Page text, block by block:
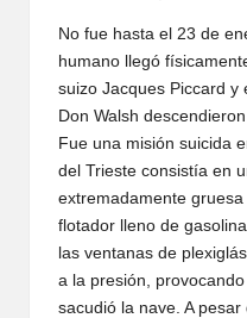
No fue hasta el 23 de
humano llegó
suizo Jacques Piccard y
Don Walsh
Fue una misión suicida
del Trieste consistía en
extremadamente
flotador lleno de
las ventanas de
a la presión,
sacudió la nave. A